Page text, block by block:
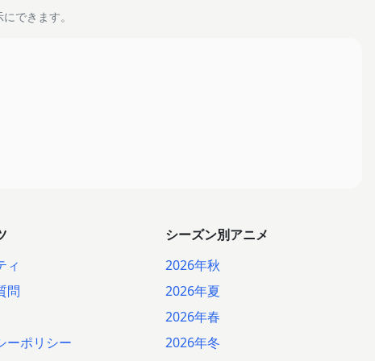
できます。
ィ
問
ーポリシー
シーズン別アニメ
2026年秋
2026年夏
2026年春
2026年冬